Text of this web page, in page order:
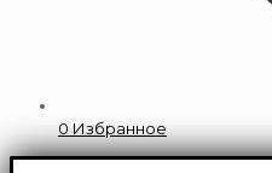
0 Избранное